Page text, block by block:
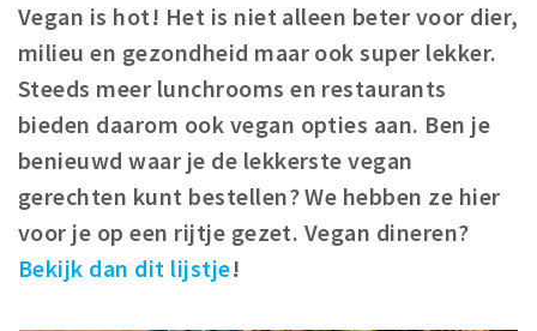
WONEN
Woonruimte
Inschrijven gemeente
Zorgverzekering
Huisarts en eerste hulp
Q&A
KORTING
Vegan is hot! Het is niet alleen beter voor dier,
milieu en gezondheid maar ook super lekker.
Steeds meer lunchrooms en restaurants
bieden daarom ook vegan opties aan. Ben je
benieuwd waar je de lekkerste vegan
gerechten kunt bestellen? We hebben ze hier
voor je op een rijtje gezet. Vegan dineren?
Bekijk dan dit lijstje!